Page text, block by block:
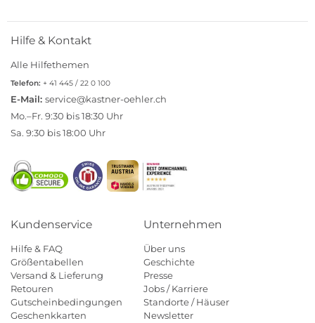
Hilfe & Kontakt
Alle Hilfethemen
Telefon: + 41 445 / 22 0 100
E-Mail: service@kastner-oehler.ch
Mo.–Fr. 9:30 bis 18:30 Uhr
Sa. 9:30 bis 18:00 Uhr
Kundenservice
Hilfe & FAQ
Größentabellen
Versand & Lieferung
Retouren
Gutscheinbedingungen
Geschenkkarten
Unternehmen
Über uns
Geschichte
Presse
Jobs / Karriere
Standorte / Häuser
Newsletter